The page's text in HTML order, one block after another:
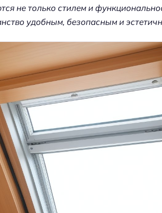
не только стилем и
удобным, безопасным и